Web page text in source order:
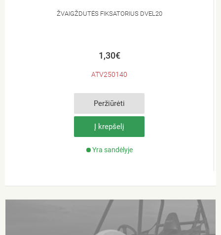
ŽVAIGŽDUTĖS FIKSATORIUS DVEL20
1,30€
ATV250140
Peržiūrėti
Į krepšelį
Yra sandėlyje